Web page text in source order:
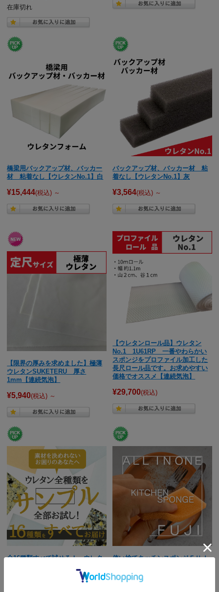
在庫切れ
橋梁用バックアップ材、バッカー
材 粘着なし【ウレタンNo.1】白
¥15,444(税込) ～
バックアップ材、バッカー材 粘
着なし【ウレタンNo.1】灰
¥3,564(税込) ～
【限界の厚みを求めました】極薄
ウレタンSUKETERU 厚さ
1mm【連続気泡】
¥5,940(税込) ～
【ウレタンロール品】ウレタン
No.1 1U61RP 一番やわらかい
スポンジをプロファイル加工した
長尺ロール品です。お求めやすい
価格でオススメ【連続気泡】
¥29,700(税込)
全16種類すべて試せる！ ウレタ
つ 約1*7*10cm スポンジサンプ
使い捨てキッチンスポンジＦＵＪ
¥1,320(税込)